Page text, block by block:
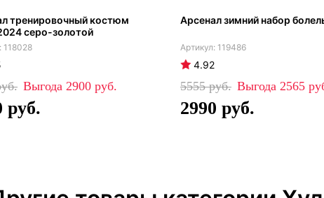
тренировочный костюм
серо-золотой
118028
2900
Арсенал зимний набор
119486
4.92
5555 2565
2990